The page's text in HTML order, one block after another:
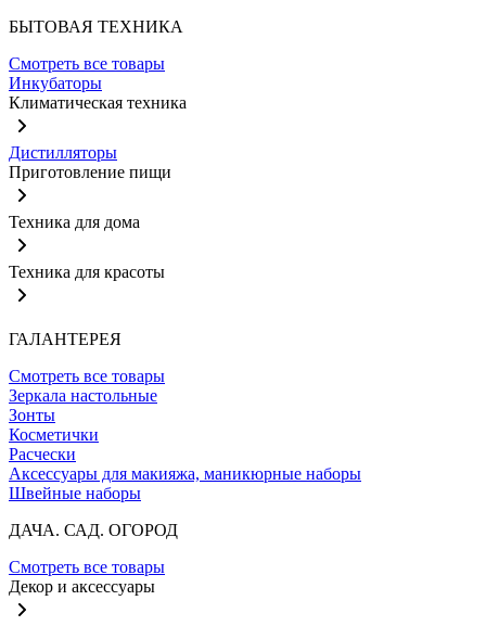
БЫТОВАЯ ТЕХНИКА
Смотреть все товары
Инкубаторы
Климатическая техника
Дистилляторы
Приготовление пищи
Техника для дома
Техника для красоты
ГАЛАНТЕРЕЯ
Смотреть все товары
Зеркала настольные
Зонты
Косметички
Расчески
Аксессуары для макияжа, маникюрные наборы
Швейные наборы
ДАЧА. САД. ОГОРОД
Смотреть все товары
Декор и аксессуары